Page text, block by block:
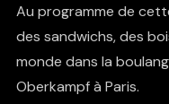
Au programme de
des sandwichs, des
monde dans la
Oberkampf à Paris.